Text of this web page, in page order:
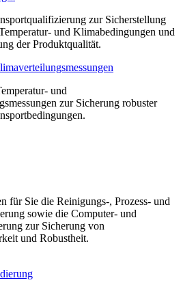
zur Sicherstellung
und Klimabedingungen und
der Produktqualität.
und
zur Sicherung robuster
für Sie die Reinigungs-, Prozess- und
sowie die Computer- und
zur Sicherung von
und Robustheit.